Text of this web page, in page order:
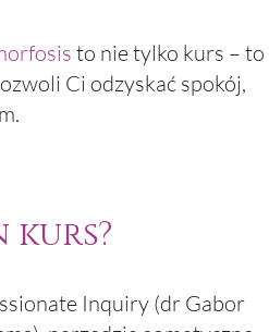
to nie tylko kurs – to
Ci odzyskać spokój,
kurs?
Inquiry (dr Gabor